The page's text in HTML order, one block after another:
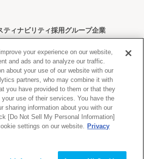
ティナビリティ採用グループ企業
© Mynavi Corporation
your experience on our website,
and ads and to analyze our traffic.
about your use of our website with our
partners, who may combine it with
you have provided to them or that they
your use of their services. You have the
sharing information about you with our
[Do Not Sell My Personal Information]
settings on our website. Privacy